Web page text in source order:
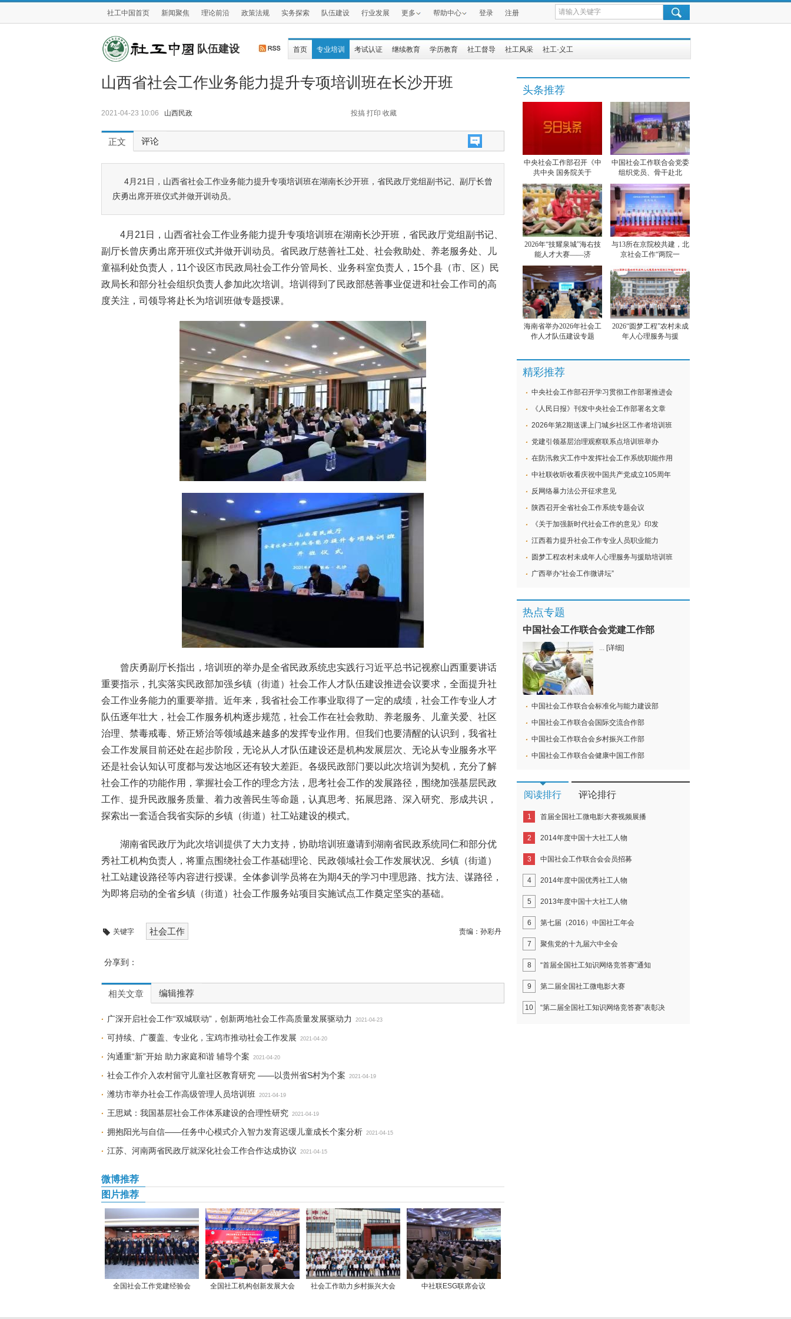
社工中国首页 新闻聚焦 理论前沿 政策法规 实务探索 队伍建设 行业发展 更多 帮助中心 登录 注册
队伍建设 首页 专业培训 考试认证 继续教育 学历教育 社工督导 社工风采 社工·义工
山西省社会工作业务能力提升专项培训班在长沙开班
2021-04-23 10:06 山西民政 投搞 打印 收藏
正文 评论
4月21日，山西省社会工作业务能力提升专项培训班在湖南长沙开班，省民政厅党组副书记、副厅长曾
庆勇出席开班仪式并做开训动员。
4月21日，山西省社会工作业务能力提升专项培训班在湖南长沙开班，省民政厅党组副书记、
副厅长曾庆勇出席开班仪式并做开训动员。省民政厅慈善社工处、社会救助处、养老服务处、儿
童福利处负责人，11个设区市民政局社会工作分管局长、业务科室负责人，15个县（市、区）民
政局长和部分社会组织负责人参加此次培训。培训得到了民政部慈善事业促进和社会工作司的高
度关注，司领导将赴长为培训班做专题授课。
曾庆勇副厅长指出，培训班的举办是全省民政系统忠实践行习近平总书记视察山西重要讲话
重要指示，扎实落实民政部加强乡镇（街道）社会工作人才队伍建设推进会议要求，全面提升社
会工作业务能力的重要举措。近年来，我省社会工作事业取得了一定的成绩，社会工作专业人才
队伍逐年壮大，社会工作服务机构逐步规范，社会工作在社会救助、养老服务、儿童关爱、社区
治理、禁毒戒毒、矫正矫治等领域越来越多的发挥专业作用。但我们也要清醒的认识到，我省社
会工作发展目前还处在起步阶段，无论从人才队伍建设还是机构发展层次、无论从专业服务水平
还是社会认知认可度都与发达地区还有较大差距。各级民政部门要以此次培训为契机，充分了解
社会工作的功能作用，掌握社会工作的理念方法，思考社会工作的发展路径，围绕加强基层民政
工作、提升民政服务质量、着力改善民生等命题，认真思考、拓展思路、深入研究、形成共识，
探索出一套适合我省实际的乡镇（街道）社工站建设的模式。
湖南省民政厅为此次培训提供了大力支持，协助培训班邀请到湖南省民政系统同仁和部分优
秀社工机构负责人，将重点围绕社会工作基础理论、民政领域社会工作发展状况、乡镇（街道）
社工站建设路径等内容进行授课。全体参训学员将在为期4天的学习中理思路、找方法、谋路径，
为即将启动的全省乡镇（街道）社会工作服务站项目实施试点工作奠定坚实的基础。
关键字 社会工作 责编： 孙彩丹
分享到：
相关文章 编辑推荐
广深开启社会工作“双城联动”，创新两地社会工作高质量发展驱动力 2021-04-23
可持续、广覆盖、专业化，宝鸡市推动社会工作发展 2021-04-20
沟通重“新”开始 助力家庭和谐 辅导个案 2021-04-20
社会工作介入农村留守儿童社区教育研究 ——以贵州省S村为个案 2021-04-19
潍坊市举办社会工作高级管理人员培训班 2021-04-19
王思斌：我国基层社会工作体系建设的合理性研究 2021-04-19
拥抱阳光与自信——任务中心模式介入智力发育迟缓儿童成长个案分析 2021-04-15
江苏、河南两省民政厅就深化社会工作合作达成协议 2021-04-15
微博推荐
图片推荐
全国社会工作党建经验会 全国社工机构创新发展大会 社会工作助力乡村振兴大会 中社联ESG联席会议
头条推荐
中央社会工作部召开《中
共中央 国务院关于
中国社会工作联合会党委
组织党员、骨干赴北
2026年“技耀泉城”海右技
能人才大赛——济
与13所在京院校共建，北
京社会工作“两院一
海南省举办2026年社会工
作人才队伍建设专题
2026“圆梦工程”农村未成
年人心理服务与援
精彩推荐
中央社会工作部召开学习贯彻工作部署推进会
《人民日报》刊发中央社会工作部署名文章
2026年第2期送课上门城乡社区工作者培训班
党建引领基层治理观察联系点培训班举办
在防汛救灾工作中发挥社会工作系统职能作用
中社联收听收看庆祝中国共产党成立105周年
反网络暴力法公开征求意见
陕西召开全省社会工作系统专题会议
《关于加强新时代社会工作的意见》印发
江西着力提升社会工作专业人员职业能力
圆梦工程农村未成年人心理服务与援助培训班
广西举办“社会工作微讲坛”
热点专题
中国社会工作联合会党建工作部
... [详细]
中国社会工作联合会标准化与能力建设部
中国社会工作联合会国际交流合作部
中国社会工作联合会乡村振兴工作部
中国社会工作联合会健康中国工作部
阅读排行 评论排行
1 首届全国社工微电影大赛视频展播
2 2014年度中国十大社工人物
3 中国社会工作联合会会员招募
4 2014年度中国优秀社工人物
5 2013年度中国十大社工人物
6 第七届（2016）中国社工年会
7 聚焦党的十九届六中全会
8 “首届全国社工知识网络竞答赛”通知
9 第二届全国社工微电影大赛
10 “第二届全国社工知识网络竞答赛”表彰决